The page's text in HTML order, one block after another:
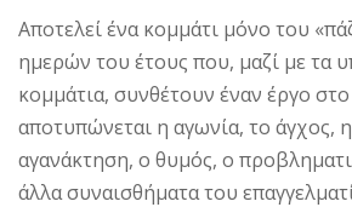
Αποτελεί ένα κομμάτι μόνο του
ημερών του έτους που, μαζί με τα
κομμάτια, συνθέτουν έναν έργο
αποτυπώνεται η αγωνία, το άγχος,
αγανάκτηση, ο θυμός, ο
άλλα συναισθήματα του